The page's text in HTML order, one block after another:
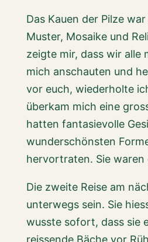
Das Kauen der Pilze
Muster, Mosaike und
zeigte mir, dass wir alle
mich anschauten und
vor euch, wiederholte
überkam mich eine
hatten fantasievolle
wunderschönsten
hervortraten. Sie waren
Die zweite Reise am
unterwegs sein. Sie
wusste sofort, dass sie
reissende Bäche vor